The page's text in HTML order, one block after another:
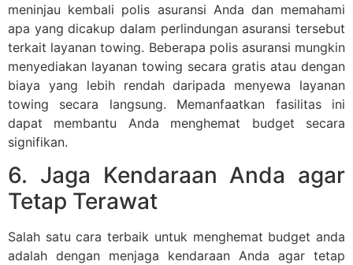
meninjau kembali polis asuransi Anda dan memahami
apa yang dicakup dalam perlindungan asuransi tersebut
terkait layanan towing. Beberapa polis asuransi mungkin
menyediakan layanan towing secara gratis atau dengan
biaya yang lebih rendah daripada menyewa layanan
towing secara langsung. Memanfaatkan fasilitas ini
dapat membantu Anda menghemat budget secara
signifikan.
6. Jaga Kendaraan Anda agar
Tetap Terawat
Salah satu cara terbaik untuk menghemat budget anda
adalah dengan menjaga kendaraan Anda agar tetap